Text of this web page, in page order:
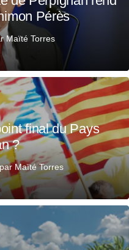
Pérès
Maïté Torres
final du Pays
?
Maïté Torres